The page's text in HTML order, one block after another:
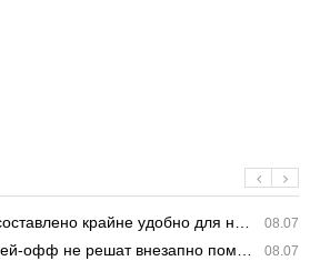
08.07
крайне удобно для нашего часово…
08.07
не решат внезапно поменять. https:/…